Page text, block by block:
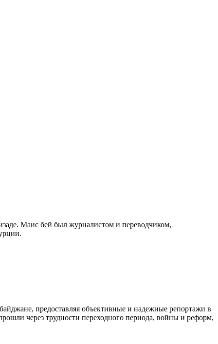
Маис бей был журналистом и переводчиком,
предоставляя объективные и надежные репортажи в
через трудности переходного периода, войны и реформ,